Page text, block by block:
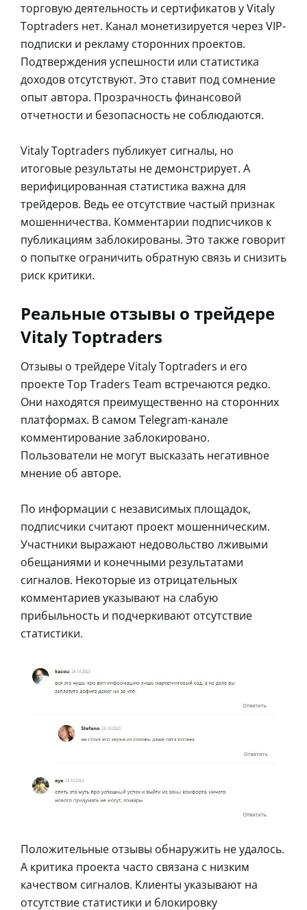
торговую деятельность и сертификатов у Vitaly
Toptraders нет. Канал монетизируется через VIP-
подписки и рекламу сторонних проектов.
Подтверждения успешности или статистика
доходов отсутствуют. Это ставит под сомнение
опыт автора. Прозрачность финансовой
отчетности и безопасность не соблюдаются.
Vitaly Toptraders публикует сигналы, но
итоговые результаты не демонстрирует. А
верифицированная статистика важна для
трейдеров. Ведь ее отсутствие частый признак
мошенничества. Комментарии подписчиков к
публикациям заблокированы. Это также говорит
о попытке ограничить обратную связь и снизить
риск критики.
Реальные отзывы о трейдере
Vitaly Toptraders
Отзывы о трейдере Vitaly Toptraders и его
проекте Top Traders Team встречаются редко.
Они находятся преимущественно на сторонних
платформах. В самом Telegram-канале
комментирование заблокировано.
Пользователи не могут высказать негативное
мнение об авторе.
По информации с независимых площадок,
подписчики считают проект мошенническим.
Участники выражают недовольство лживыми
обещаниями и конечными результатами
сигналов. Некоторые из отрицательных
комментариев указывают на слабую
прибыльность и подчеркивают отсутствие
статистики.
Положительные отзывы обнаружить не удалось.
А критика проекта часто связана с низким
качеством сигналов. Клиенты указывают на
отсутствие статистики и блокировку